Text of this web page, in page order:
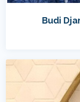
Budi